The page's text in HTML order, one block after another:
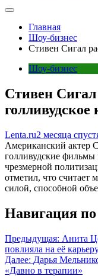
Главная
Шоу-бизнес
Стивен Сигал
Шоу-бизнес
Стивен
голливудское
Lenta.ru2 месяца
Американский актер
голливудские фильмы
чрезмерной
отметил, что считает
силой, способной
Навигация
Предыдущая: Анита
повлияла на её
Далее: Дарья
«Давно в терапии»